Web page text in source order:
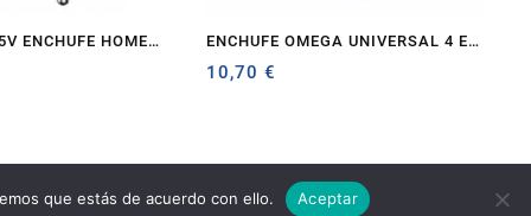
ENCHUFE HOME
ENCHUFE OMEGA UNIVERSAL 4 EN
1 NEGRO
10,70€
que estás de acuerdo con ello. Aceptar